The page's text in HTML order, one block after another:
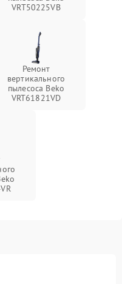
VRT50225VB
Ремонт
вертикального
пылесоса Beko
VRT61821VD